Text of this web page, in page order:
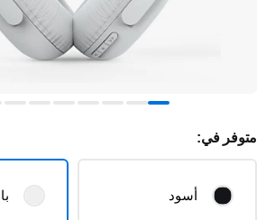
متوفر في:
أسود